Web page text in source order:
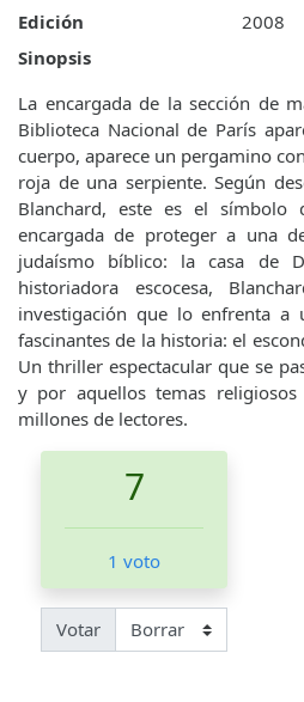
Edición
2008
Sinopsis
La encargada de la sección de
Biblioteca Nacional de París
cuerpo, aparece un pergamino
roja de una serpiente. Según
Blanchard, este es el símbolo
encargada de proteger a una
judaísmo bíblico: la casa de
historiadora escocesa,
investigación que lo enfrenta a
fascinantes de la historia: el
Un thriller espectacular que se
y por aquellos temas
millones de lectores.
7
1 voto
Votar